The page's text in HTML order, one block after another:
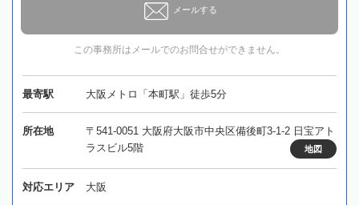
メールする
この事務所はメールでのお問合せができません。
最寄駅 大阪メトロ「本町駅」徒歩5分
所在地
〒541-0051 大阪府大阪市中央区備後町3-1-2 日宝アト
ラスビル5階
地図
対応エリア 大阪